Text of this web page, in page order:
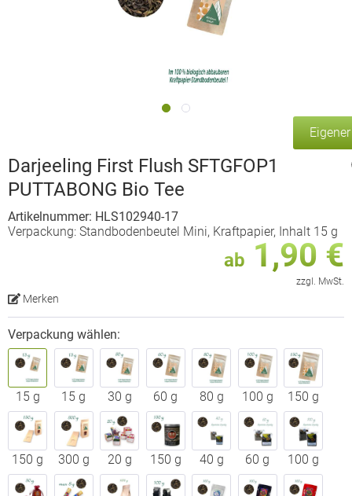
Darjeeling First Flush SFTGFOP1
PUTTABONG Bio Tee
Artikelnummer: HLS102940-17
Verpackung: Standbodenbeutel Mini, Kraftpapier, Inhalt 15 g
ab 1,90 €
zzgl. MwSt.
Merken
Verpackung wählen:
15 g 15 g 30 g 60 g 80 g 100 g 150 g
150 g 300 g 20 g 150 g 40 g 60 g 100 g